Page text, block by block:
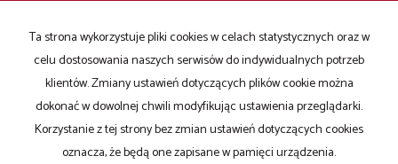
KONTAKT DO AGENTA - EWELINA WĄSIK
IMIĘ
Ta strona wykorzystuje pliki cookies w celach statystycznych oraz w
celu dostosowania naszych serwisów do indywidualnych potrzeb
klientów. Zmiany ustawień dotyczących plików cookie można
dokonać w dowolnej chwili modyfikując ustawienia przeglądarki.
Korzystanie z tej strony bez zmian ustawień dotyczących cookies
oznacza, że będą one zapisane w pamięci urządzenia.